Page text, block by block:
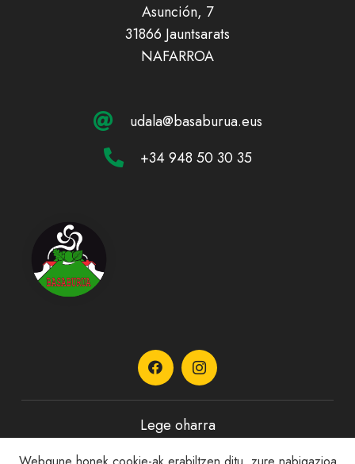
Asunción, 7
31866 Jauntsarats
NAFARROA
udala@basaburua.eus
+34 948 50 30 35
Lege oharra